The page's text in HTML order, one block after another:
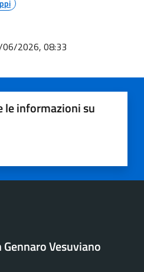
2026, 08:33
le informazioni su
su 5
su 5
5
Vesuviano